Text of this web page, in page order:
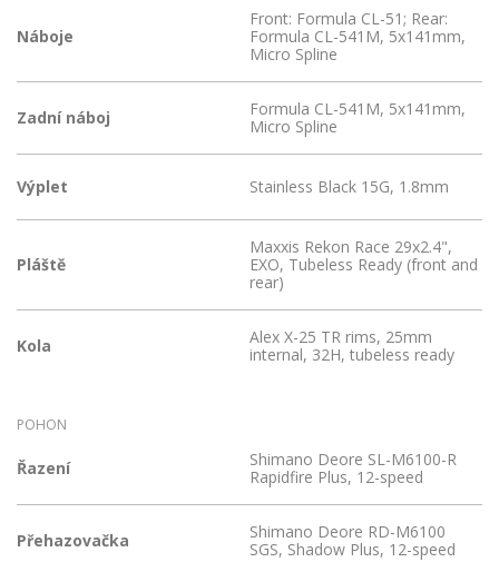
Náboje
Front: Formula CL-51; Rear:
Formula CL-541M, 5x141mm,
Micro Spline
Zadní náboj
Formula CL-541M, 5x141mm,
Micro Spline
Výplet Stainless Black 15G, 1.8mm
Pláště
Maxxis Rekon Race 29x2.4",
EXO, Tubeless Ready (front and
rear)
Kola
Alex X-25 TR rims, 25mm
internal, 32H, tubeless ready
POHON
Řazení
Shimano Deore SL-M6100-R
Rapidfire Plus, 12-speed
Přehazovačka
Shimano Deore RD-M6100
SGS, Shadow Plus, 12-speed